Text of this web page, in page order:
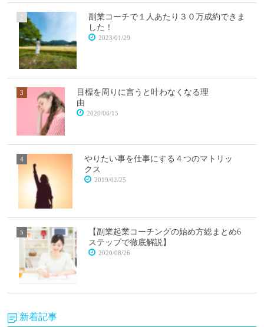
副業コーチで１人あたり３０万成約できま
した！
2023/01/29
目標を周りに言うと叶わなくなる理
由
2020/06/15
やりたい事を仕事にする４つのマトリッ
クス
2019/02/25
【副業起業コーチングの始め方総まとめ6
ステップで徹底解説】
2020/08/26
新着記事